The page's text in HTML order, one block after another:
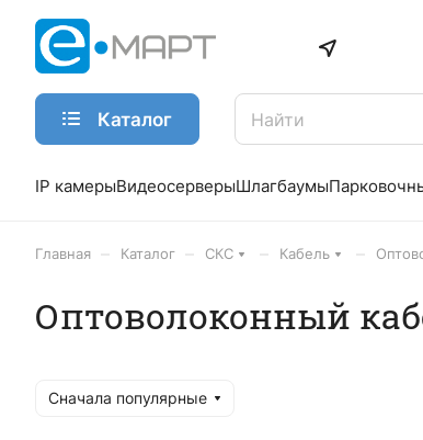
Каталог
IP камерыВидеосерверыШлагбаумы
Главная Каталог СКС Кабель
Оптоволоконный
Сначала популярные